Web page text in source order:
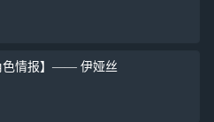
色情报】—— 伊娅丝